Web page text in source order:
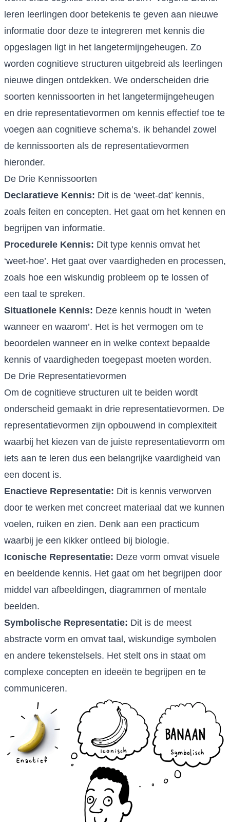
leren leerlingen door betekenis te geven aan nieuwe
informatie door deze te integreren met kennis die
opgeslagen ligt in het langetermijngeheugen. Zo
worden cognitieve structuren uitgebreid als leerlingen
nieuwe dingen ontdekken. We onderscheiden drie
soorten kennissoorten in het langetermijngeheugen
en drie representatievormen om kennis effectief toe te
voegen aan cognitieve schema’s. ik behandel zowel
de kennissoorten als de representatievormen
hieronder.
De Drie Kennissoorten
Declaratieve Kennis: Dit is de ‘weet-dat’ kennis,
zoals feiten en concepten. Het gaat om het kennen en
begrijpen van informatie.
Procedurele Kennis: Dit type kennis omvat het
‘weet-hoe’. Het gaat over vaardigheden en processen,
zoals hoe een wiskundig probleem op te lossen of
een taal te spreken.
Situationele Kennis: Deze kennis houdt in ‘weten
wanneer en waarom’. Het is het vermogen om te
beoordelen wanneer en in welke context bepaalde
kennis of vaardigheden toegepast moeten worden.
De Drie Representatievormen
Om de cognitieve structuren uit te beiden wordt
onderscheid gemaakt in drie representatievormen. De
representatievormen zijn opbouwend in complexiteit
waarbij het kiezen van de juiste representatievorm om
iets aan te leren dus een belangrijke vaardigheid van
een docent is.
Enactieve Representatie: Dit is kennis verworven
door te werken met concreet materiaal dat we kunnen
voelen, ruiken en zien. Denk aan een practicum
waarbij je een kikker ontleed bij biologie.
Iconische Representatie: Deze vorm omvat visuele
en beeldende kennis. Het gaat om het begrijpen door
middel van afbeeldingen, diagrammen of mentale
beelden.
Symbolische Representatie: Dit is de meest
abstracte vorm en omvat taal, wiskundige symbolen
en andere tekenstelsels. Het stelt ons in staat om
complexe concepten en ideeën te begrijpen en te
communiceren.